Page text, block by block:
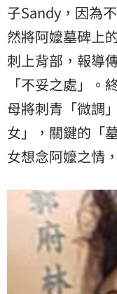
子Sandy，因為
然將阿嬤墓碑上
刺上背部，報導
「不妥之處」。
母將刺青「微調
女」，關鍵的「
女想念阿嬤之情